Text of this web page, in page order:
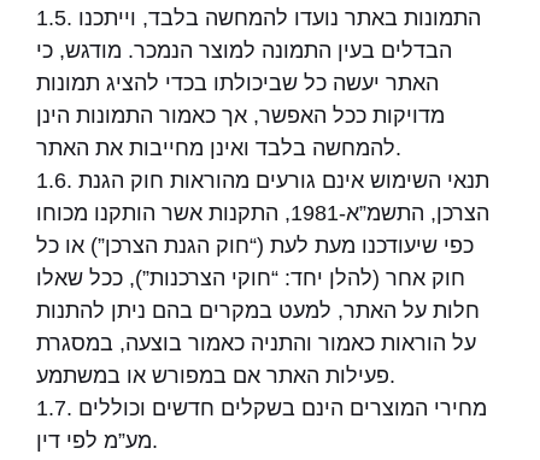
1.5. התמונות באתר נועדו להמחשה בלבד, וייתכנו
הבדלים בעין התמונה למוצר הנמכר. מודגש, כי
האתר יעשה כל שביכולתו בכדי להציג תמונות
מדויקות ככל האפשר, אך כאמור התמונות הינן
להמחשה בלבד ואינן מחייבות את האתר.
1.6. תנאי השימוש אינם גורעים מהוראות חוק הגנת
הצרכן, התשמ”א-1981, התקנות אשר הותקנו מכוחו
כפי שיעודכנו מעת לעת (“חוק הגנת הצרכן”) או כל
חוק אחר (להלן יחד: “חוקי הצרכנות”), ככל שאלו
חלות על האתר, למעט במקרים בהם ניתן להתנות
על הוראות כאמור והתניה כאמור בוצעה, במסגרת
פעילות האתר אם במפורש או במשתמע.
1.7. מחירי המוצרים הינם בשקלים חדשים וכוללים
מע”מ לפי דין.